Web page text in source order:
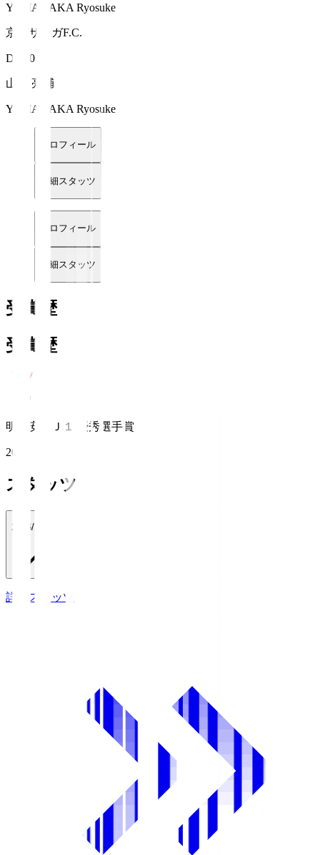
YAMANAKA Ryosuke
京都サンガF.C.
DF 60
山中 亮輔
YAMANAKA Ryosuke
プロフィール
詳細スタッツ
プロフィール
詳細スタッツ
受賞歴
受賞歴
明治安田Ｊ１ 優秀選手賞
2018
スタッツ
2026/27
詳細スタッツ